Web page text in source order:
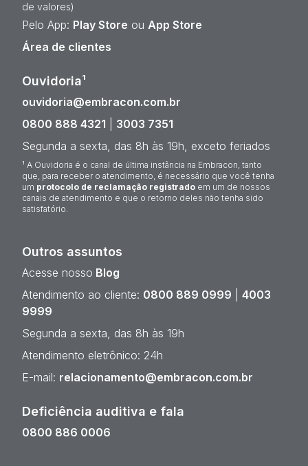
de valores)
Pelo App: Play Store ou App Store
Área de clientes
Ouvidoria¹
ouvidoria@embracon.com.br
0800 888 4321
3003 7351
Segunda a sexta, das 8h às 19h, exceto feriados
¹ A Ouvidoria é o canal de última instância na Embracon, tanto
que, para receber o atendimento, é necessário que você tenha
um protocolo de reclamação registrado em um de nossos
canais de atendimento e que o retorno deles não tenha sido
satisfatório.
Outros assuntos
Acesse nosso Blog
Atendimento ao cliente: 0800 889 0999
4003
9999
Segunda a sexta, das 8h às 19h
Atendimento eletrônico: 24h
E-mail: relacionamento@embracon.com.br
Deficiência auditiva e fala
0800 886 0006